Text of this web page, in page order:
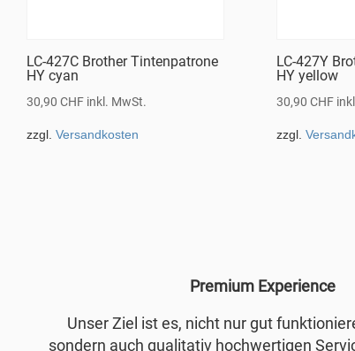
LC-427C Brother Tintenpatrone
HY cyan
30,90 CHF inkl. MwSt.
zzgl. Versandkosten
LC-427Y
HY yellow
30,90CHF
zzgl.
Premium Experience
Unser Ziel ist es, nicht nur gut
sondern auch qualitativ hochwertigen